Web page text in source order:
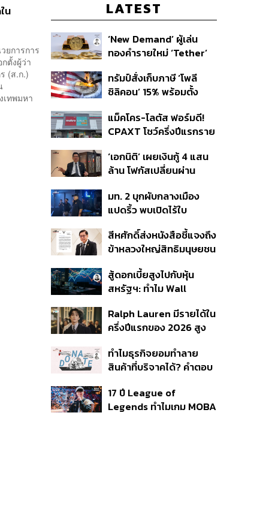
น
ยการการ
ตั้งผู้ว่า
(ส.ก.)
เทพมหา
LATEST
‘New Demand’ ผู้เล่น
ทองคำรายใหม่ ‘Tether’
ทรัมป์สั่งเก็บภาษี ‘โพลี
ซิลิคอน’ 15% พร้อมตั้ง
แม็คโคร-โลตัส ฟอร์มดี!
CPAXT โชว์ครึ่งปีแรกราย
ปรับโฉมสาขาใหม่ดันพื้นที่
เช่าโต
‘เอกนิติ’ เผยเงินกู้ 4 แสน
ล้าน โฟกัสเปลี่ยนผ่าน
พลัส’ เฟส 2 รอประเมิน
ความเหมาะสม
มท. 2 บุกผับกลางเมือง
แปดริ้ว พบเปิดไร้ใบ
ใช้บริการ ฉี่ม่วง 32 ราย
จ่อปิด 5 ปี
สีหศักดิ์ส่งหนังสือชี้แจงถึง
ข้าหลวงใหญ่สิทธิมนุษยชน
เคลื่อน-ไม่เป็นธรรม’
สู้ดอกเบี้ยสูงไปกับหุ้น
สหรัฐฯ: ทำไม Wall
คิด?
Ralph Lauren มีรายได้ใน
ครึ่งปีแรกของ 2026 สูง
ทำไมธุรกิจยอมทำลาย
สินค้าที่บริจาคได้? คำตอบ
อยู่ที่ระบบภาษี
17 ปี League of
Legends ทำไมเกม MOBA